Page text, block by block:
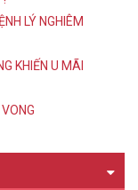
LÝ NGHIÊM
KHIẾN U MÃI